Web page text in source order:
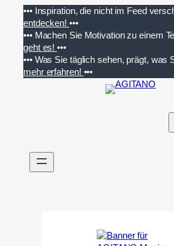
Inhalt
springen
••• Inspiration, die nicht im Feed
entdecken! •••
••• Machen Sie Motivation zu einem
geht es!•••
••• Was Sie täglich sehen, prägt, was
mehr erfahren! •••